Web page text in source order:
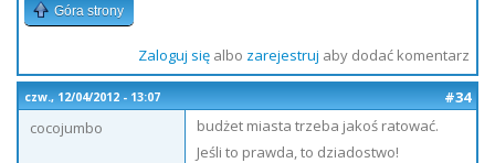
Góra strony
Zaloguj sięalbo zarejestruj aby dodać komentarz
czw., 12/04/2012 - 13:07
#34
cocojumbo
budżet miasta trzeba jakoś ratować.
Jeśli to prawda, to dziadostwo!